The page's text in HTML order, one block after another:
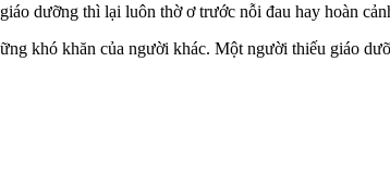
dưỡng thì lại luôn thờ ơ trước nỗi đau hay hoàn
khó khăn của người khác. Một người thiếu giáo